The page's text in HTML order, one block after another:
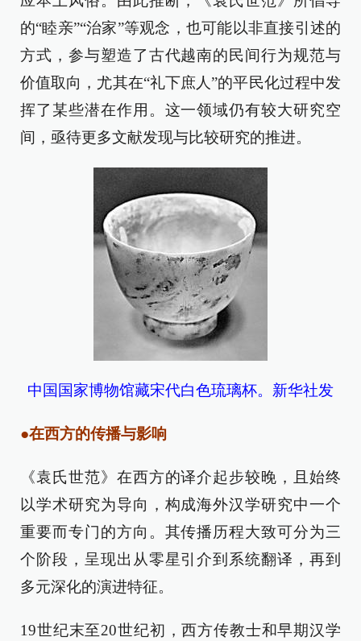
的“睦亲”“治家”等观念，也可能以非直接引述的
方式，参与塑造了古代越南的民间行为规范与
价值取向，尤其在“礼下庶人”的平民化过程中发
挥了某些潜在作用。这一领域仍有较大研究空
间，亟待更多文献发现与比较研究的推进。
中国国家博物馆藏宋代白色琉璃杯。新华社发
●在西方的传播与影响
《袁氏世范》在西方的译介起步较晚，且始终
以学术研究为导向，构成海外汉学研究中一个
重要而专门的方向。其传播历程大致可分为三
个阶段，呈现出从零星引介到系统翻译，再到
多元深化的演进特征。
19世纪末至20世纪初，西方传教士和早期汉学